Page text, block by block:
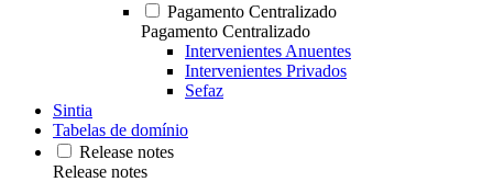
Pagamento Centralizado
Pagamento Centralizado
Intervenientes Anuentes
Intervenientes Privados
Sefaz
Sintia
Tabelas de domínio
Release notes
Release notes